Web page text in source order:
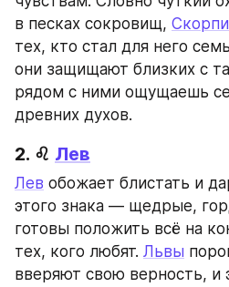
в песках сокровищ,
тех, кто стал для него
они защищают близких с
рядом с ними ощущаешь
древних духов.
2. ♌ Лев
Лев обожает блистать и
этого знака — щедрые,
готовы положить всё на
тех, кого любят. Львы
вверяют свою верность, и